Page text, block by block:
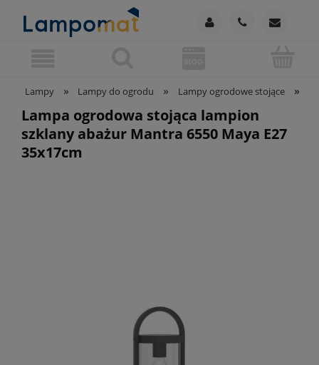
Lampy » Lampy do ogrodu » Lampy ogrodowe stojące »
Lampa ogrodowa stojąca lampion
szklany abażur Mantra 6550 Maya E27
35x17cm